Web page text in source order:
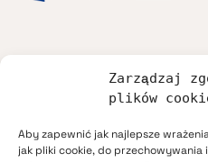
Zarządzaj
plików
Aby zapewnić jak najlepsze
jak pliki cookie, do
Dostępność
Regulamin